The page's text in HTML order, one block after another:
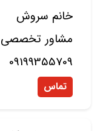
خانم سروش
مشاور تخصصی
09199355709
تماس